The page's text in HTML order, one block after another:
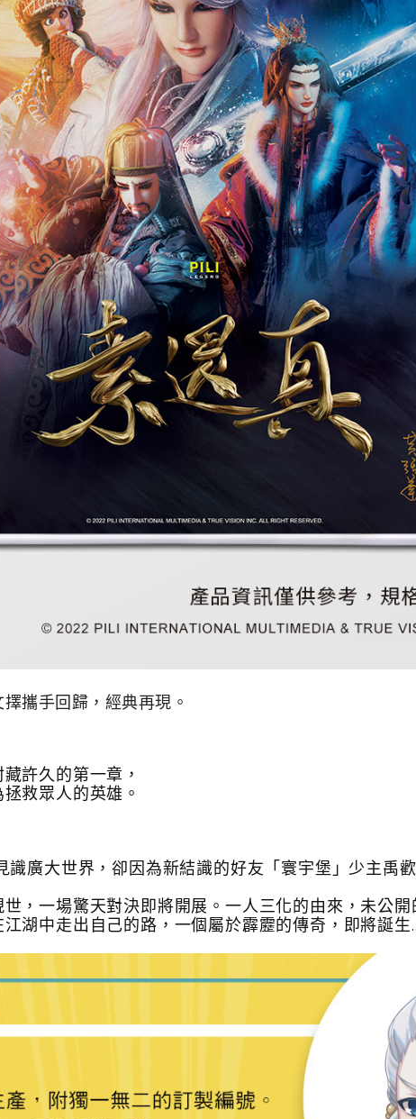
擇攜手回歸，經典再現。
許久的第一章，
救眾人的英雄。
廣大世界，卻因為新結識的好友「寰宇堡」少主禹
，一場驚天對決即將開展。一人三化的由來，未公
湖中走出自己的路，一個屬於霹靂的傳奇，即將誕生